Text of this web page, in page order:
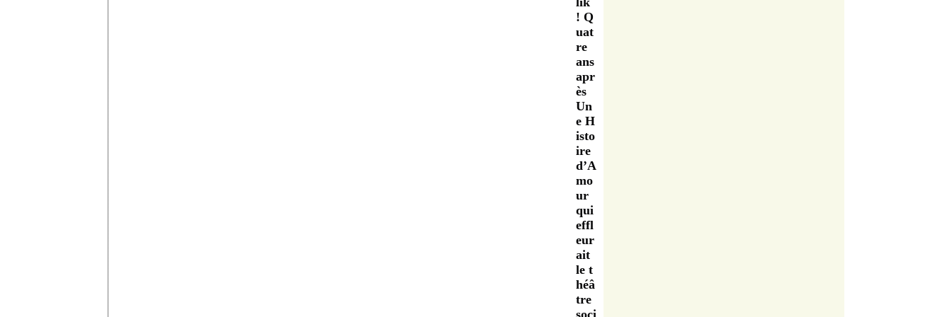
! Q
uat
re
ans
apr
ès
Un
e H
isto
ire
d’A
mo
ur
qui
effl
eur
ait
le t
héâ
tre
soci